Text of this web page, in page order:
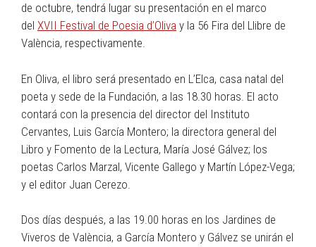
de octubre, tendrá lugar su presentación en el marco
del XVII Festival de Poesia d’Oliva y la 56 Fira del Llibre de
València, respectivamente.
En Oliva, el libro será presentado en L’Elca, casa natal del
poeta y sede de la Fundación, a las 18.30 horas. El acto
contará con la presencia del director del Instituto
Cervantes, Luis García Montero; la directora general del
Libro y Fomento de la Lectura, María José Gálvez; los
poetas Carlos Marzal, Vicente Gallego y Martín López-Vega;
y el editor Juan Cerezo.
Dos días después, a las 19.00 horas en los Jardines de
Viveros de València, a García Montero y Gálvez se unirán el